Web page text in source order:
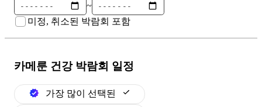
~
미정, 취소된 박람회 포함
카메룬 건강박람회 일정
가장 많이 선택된